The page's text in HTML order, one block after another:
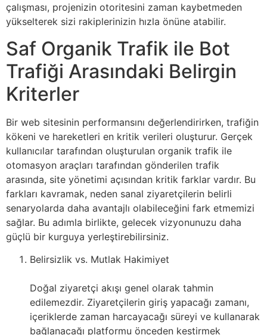
çalışması, projenizin otoritesini zaman kaybetmeden
yükselterek sizi rakiplerinizin hızla önüne atabilir.
Saf Organik Trafik ile Bot
Trafiği Arasındaki Belirgin
Kriterler
Bir web sitesinin performansını değerlendirirken, trafiğin
kökeni ve hareketleri en kritik verileri oluşturur. Gerçek
kullanıcılar tarafından oluşturulan organik trafik ile
otomasyon araçları tarafından gönderilen trafik
arasında, site yönetimi açısından kritik farklar vardır. Bu
farkları kavramak, neden sanal ziyaretçilerin belirli
senaryolarda daha avantajlı olabileceğini fark etmemizi
sağlar. Bu adımla birlikte, gelecek vizyonunuzu daha
güçlü bir kurguya yerleştirebilirsiniz.
Belirsizlik vs. Mutlak Hakimiyet
Doğal ziyaretçi akışı genel olarak tahmin
edilemezdir. Ziyaretçilerin giriş yapacağı zamanı,
içeriklerde zaman harcayacağı süreyi ve kullanarak
bağlanacağı platformu önceden kestirmek